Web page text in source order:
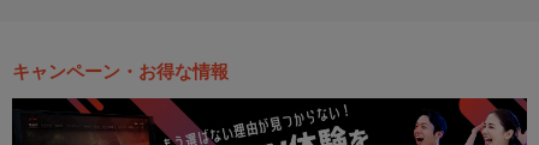
キャンペーン・お得な情報